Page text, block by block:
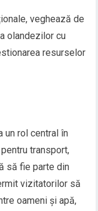
veghează de
olandezilor cu
resurselor
un rol central în
transport,
să fie parte din
vizitatorilor să
oameni și apă,